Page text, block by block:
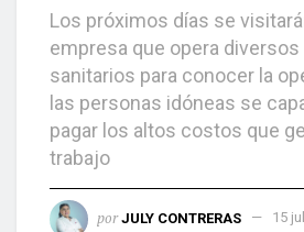
Los próximos días se
empresa que opera
sanitarios para conocer la
las personas idóneas se
pagar los altos costos que
trabajo
por JULY CONTRERAS 15